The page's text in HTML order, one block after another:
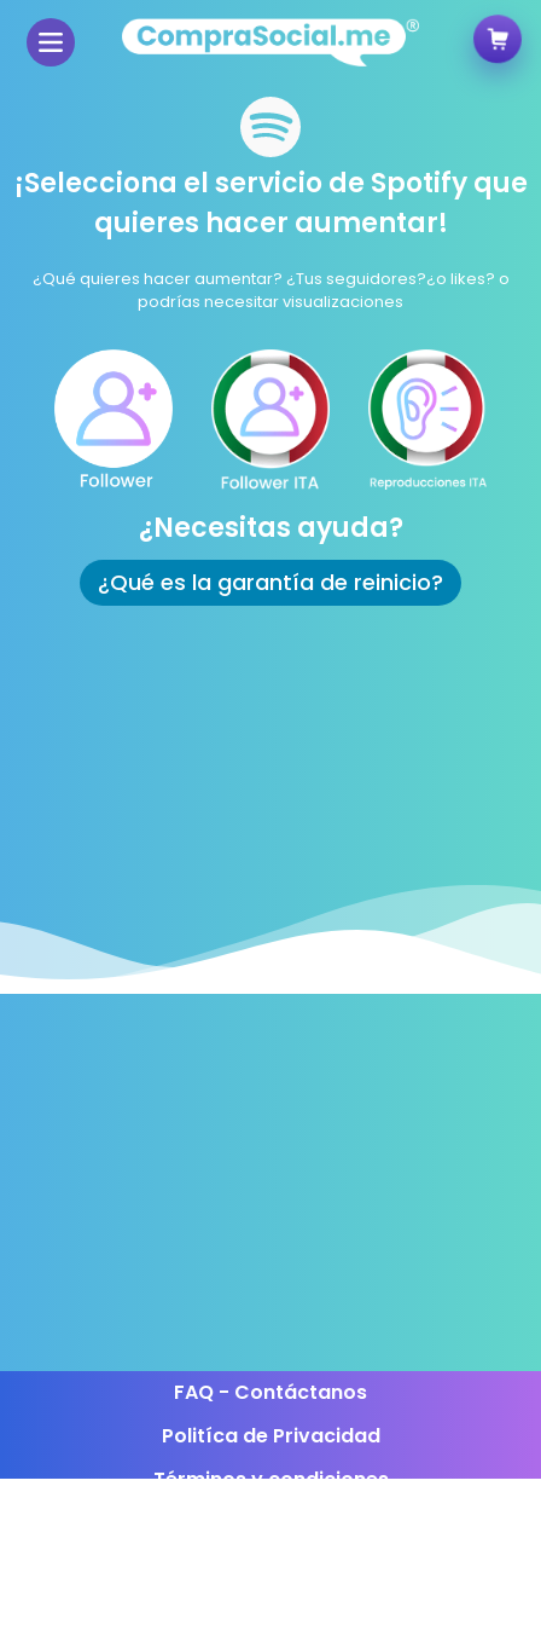
¡Selecciona el servicio de Spotify que
quieres hacer aumentar!
¿Qué quieres hacer aumentar? ¿Tus seguidores?¿o likes? o
podrías necesitar visualizaciones
¿Necesitas ayuda?
¿Qué es la garantía de reinicio?
FAQ - Contáctanos
Politíca de Privacidad
Términos y condiciones